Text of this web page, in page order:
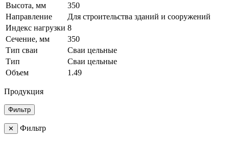
Высота, мм
350
Направление
Для строительства зданий и сооружений
Индекс нагрузки 8
Сечение, мм
350
Тип сваи
Сваи цельные
Тип
Сваи цельные
Объем
1.49
Продукция
Фильтр
✕ Фильтр